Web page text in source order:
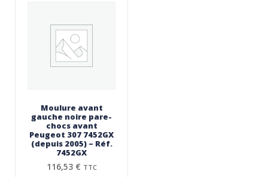
Moulure avant
gauche noire pare-
chocs avant
Peugeot 307 7452GX
(depuis 2005) – Réf.
7452GX
116,53 € TTC